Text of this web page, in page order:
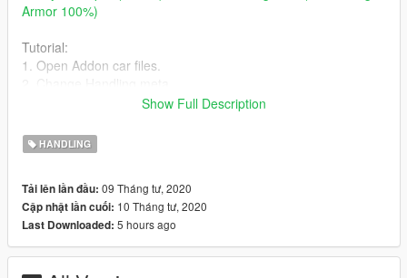
Armor 100%)
Tutorial:
1. Open Addon car files.
The handling was taken out by Dani038
Show Full Description
HANDLING
Tải lên lần đầu: 09 Tháng tư, 2020
Cập nhật lần cuối: 10 Tháng tư, 2020
Last Downloaded: 5 hours ago